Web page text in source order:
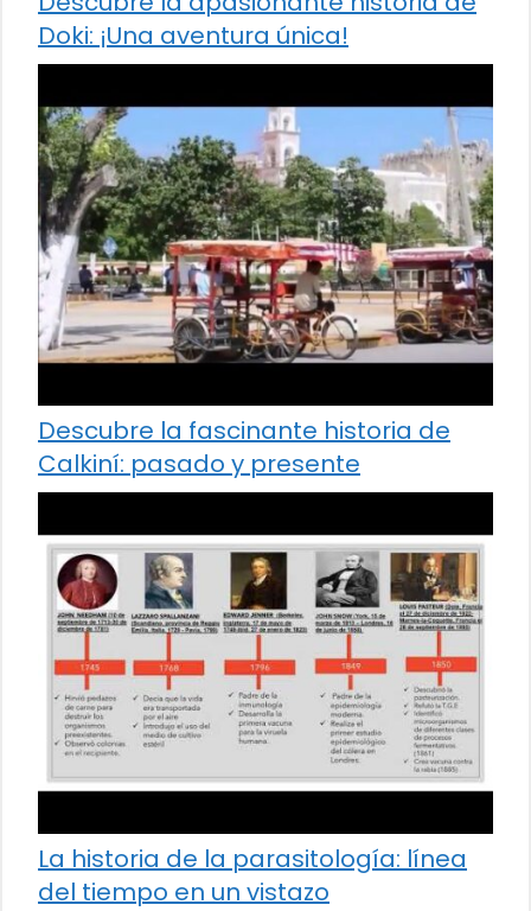
Doki: ¡Una aventura única!
Descubre la fascinante historia de
Calkiní: pasado y presente
La historia de la parasitología: línea
del tiempo en un vistazo